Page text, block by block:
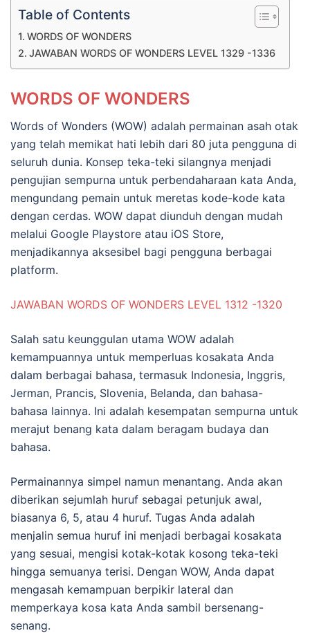
Table of Contents
WORDS OF WONDERS
JAWABAN WORDS OF WONDERS LEVEL 1329 -1336
WORDS OF WONDERS
Words of Wonders (WOW) adalah permainan asah otak
yang telah memikat hati lebih dari 80 juta pengguna di
seluruh dunia. Konsep teka-teki silangnya menjadi
pengujian sempurna untuk perbendaharaan kata Anda,
mengundang pemain untuk meretas kode-kode kata
dengan cerdas. WOW dapat diunduh dengan mudah
melalui Google Playstore atau iOS Store,
menjadikannya aksesibel bagi pengguna berbagai
platform.
JAWABAN WORDS OF WONDERS LEVEL 1312 -1320
Salah satu keunggulan utama WOW adalah
kemampuannya untuk memperluas kosakata Anda
dalam berbagai bahasa, termasuk Indonesia, Inggris,
Jerman, Prancis, Slovenia, Belanda, dan bahasa-
bahasa lainnya. Ini adalah kesempatan sempurna untuk
merajut benang kata dalam beragam budaya dan
bahasa.
Permainannya simpel namun menantang. Anda akan
diberikan sejumlah huruf sebagai petunjuk awal,
biasanya 6, 5, atau 4 huruf. Tugas Anda adalah
menjalin semua huruf ini menjadi berbagai kosakata
yang sesuai, mengisi kotak-kotak kosong teka-teki
hingga semuanya terisi. Dengan WOW, Anda dapat
mengasah kemampuan berpikir lateral dan
memperkaya kosa kata Anda sambil bersenang-
senang.